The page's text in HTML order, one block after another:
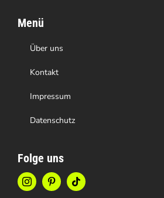
Menü
Über uns
Kontakt
Impressum
Datenschutz
Folge uns